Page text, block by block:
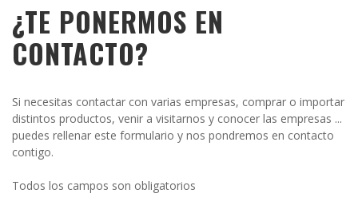
¿TE PONERMOS EN
CONTACTO?
Si necesitas contactar con varias empresas, comprar o importar
distintos productos, venir a visitarnos y conocer las empresas ...
puedes rellenar este formulario y nos pondremos en contacto
contigo.
Todos los campos son obligatorios